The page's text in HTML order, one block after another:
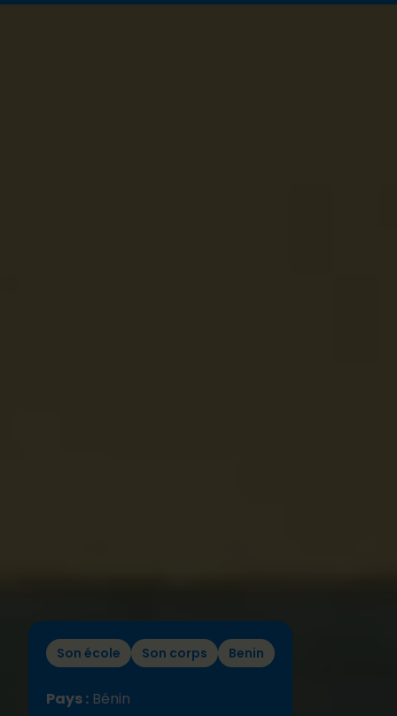
Son école Son corps Benin
Pays : Bénin